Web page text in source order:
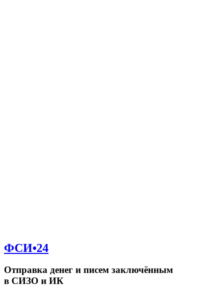
ФСИ•24
Отправка денег и писем заключённым
в СИЗО и ИК